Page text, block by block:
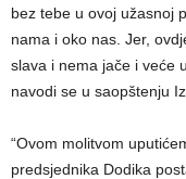
bez tebe u ovoj užasnoj
nama i oko nas. Jer,
slava i nema jače i veće
navodi se u saopštenju
“Ovom molitvom
predsjednika Dodika